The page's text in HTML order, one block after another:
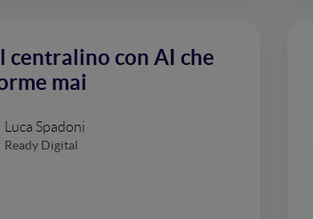
centralino con AI che
mai
Luca Spadoni
Ready Digital